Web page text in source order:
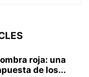
roja: una
de los...